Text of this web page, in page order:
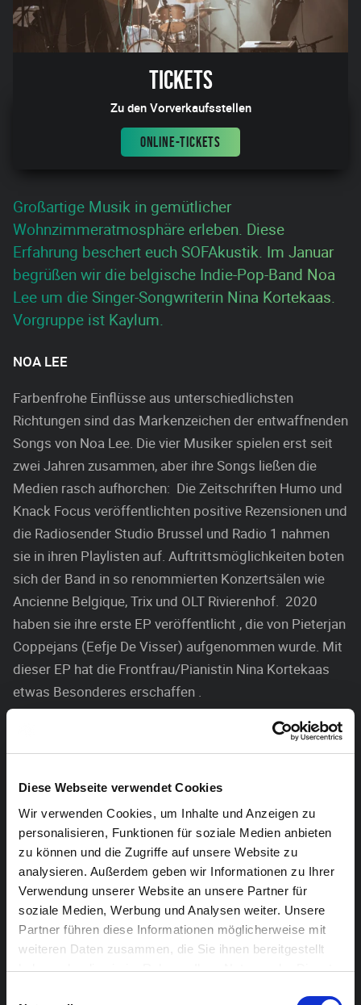
Diese Webseite verwendet Cookies
Wir verwenden Cookies, um Inhalte und Anzeigen zu
personalisieren, Funktionen für soziale Medien anbieten
zu können und die Zugriffe auf unsere Website zu
analysieren. Außerdem geben wir Informationen zu Ihrer
Verwendung unserer Website an unsere Partner für
soziale Medien, Werbung und Analysen weiter. Unsere
Partner führen diese Informationen möglicherweise mit
weiteren Daten zusammen, die Sie ihnen bereitgestellt
haben oder die sie im Rahmen Ihrer Nutzung der Dienste
Tickets
Zu den Vorverkaufsstellen
ONLINE-TICKETS
Großartige Musik in gemütlicher
Wohnzimmeratmosphäre erleben. Diese
Erfahrung beschert euch SOFAkustik. Im Januar
begrüßen wir die belgische Indie-Pop-Band Noa
Lee um die Singer-Songwriterin Nina Kortekaas.
Vorgruppe ist Kaylum.
NOA LEE
Farbenfrohe Einflüsse aus unterschiedlichsten
Richtungen sind das Markenzeichen der entwaffnenden
Songs von Noa Lee. Die vier Musiker spielen erst seit
zwei Jahren zusammen, aber ihre Songs ließen die
Medien rasch aufhorchen: Die Zeitschriften Humo und
Knack Focus veröffentlichten positive Rezensionen und
die Radiosender Studio Brussel und Radio 1 nahmen
sie in ihren Playlisten auf. Auftrittsmöglichkeiten boten
sich der Band in so renommierten Konzertsälen wie
Ancienne Belgique, Trix und OLT Rivierenhof. 2020
haben sie ihre erste EP veröffentlicht , die von Pieterjan
Coppejans (Eefje De Visser) aufgenommen wurde. Mit
dieser EP hat die Frontfrau/Pianistin Nina Kortekaas
etwas Besonderes erschaffen .
Das Leitmotiv ist das Auf und Ab des Lebens-die
Bewegungen vom Chaos zur Ruhe und zurück, eine
weiter bewegt. Die Texte sind eine Mischung aus
persönlichen Erfahrungen, Eindrücken und fiktiven
Geschichten.
KAYLUM
Eine Mischung aus Ambient, Elektro, Chill, Trip-Hop,
DownTempo, Folktronika, Post-Rock, Pop und Indie-
Pop. Kaylum lässt uns in eine Musikwelt von warmen